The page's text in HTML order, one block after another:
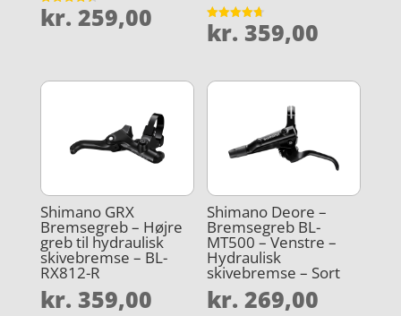
Vurderet
4.4
kr. 259,00
Vurderet
4.7
kr. 359,00
Shimano GRX
Bremsegreb – Højre
greb til hydraulisk
skivebremse – BL-
RX812-R
kr. 359,00
Shimano Deore –
Bremsegreb BL-
MT500 – Venstre –
Hydraulisk
skivebremse – Sort
kr. 269,00